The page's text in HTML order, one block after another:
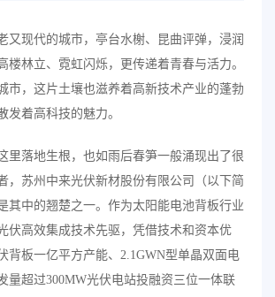
又现代的城市，亭台水榭、昆曲评弹，浸润
楼林立、霓虹闪烁，更传递着青春与活力。
市，这片土壤也滋养着高新技术产业的蓬勃
发着高科技的魅力。
里落地生根，也如雨后春笋一般涌现出了很
，苏州中来光伏新材股份有限公司（以下简
其中的翘楚之一。作为太阳能电池背板行业
伏高效集成技术先驱，凭借技术和资本优
背板一亿平方产能、2.1GWN型单晶双面电
量超过300MW光伏电站投融资三位一体联